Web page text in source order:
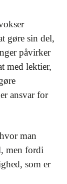
gøre sin del,
påvirker
med lektier,
ansvar for
man
men fordi
som er